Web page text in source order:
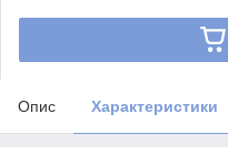
Опис Характеристики